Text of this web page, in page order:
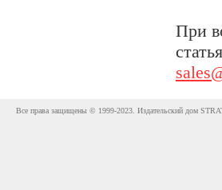
При
Все права защищены © 1999-2023. Издательский дом